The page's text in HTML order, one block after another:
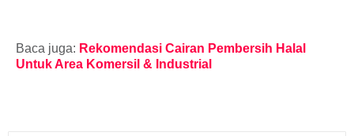
Baca juga: Rekomendasi Cairan Pembersih Halal
Untuk Area Komersil & Industrial